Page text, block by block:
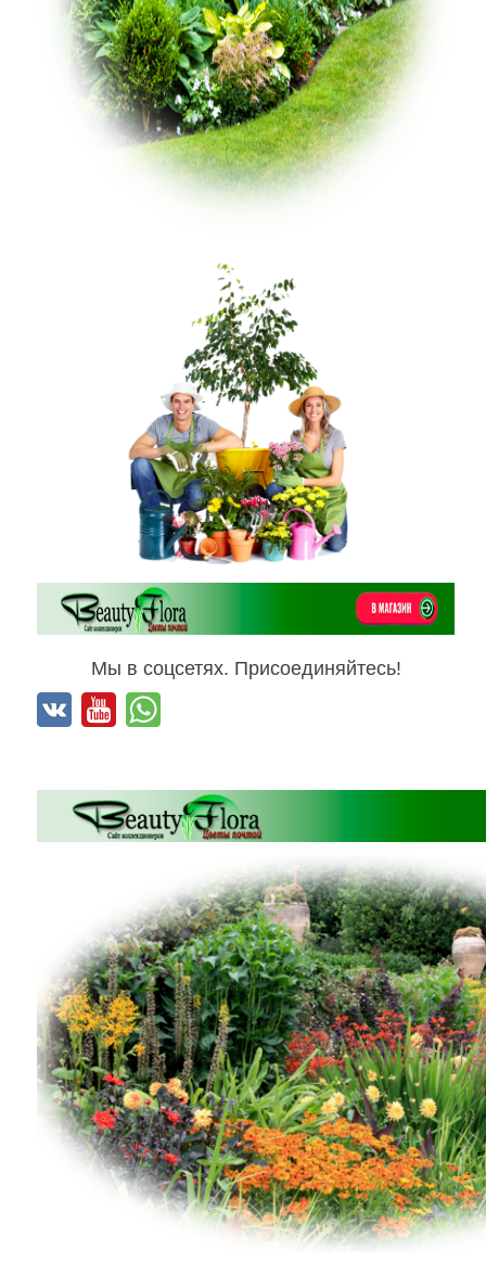
Мы в соцсетях. Присоединяйтесь!